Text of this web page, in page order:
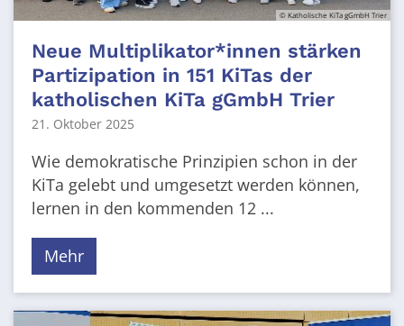
© Katholische KiTa gGmbH Trier
Neue Multiplikator*innen stärken
Partizipation in 151 KiTas der
katholischen KiTa gGmbH Trier
21. Oktober 2025
Wie demokratische Prinzipien schon in der
KiTa gelebt und umgesetzt werden können,
lernen in den kommenden 12 ...
Mehr